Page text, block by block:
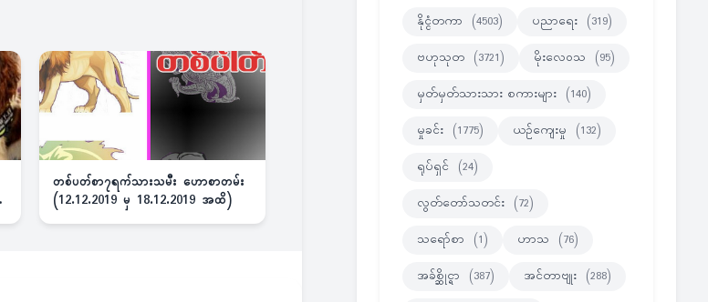
တစ်ပတ်စာ၇ရက်သားသမီး ဟောစာတမ်း
(12.12.2019 မှ 18.12.2019 အထိ)
နိုင္ငံတကာ (4503) ပညာရေး (319)
ဗဟုသုတ (3721) မိုးလေဝသ (95)
မှတ်မှတ်သားသား စကားများ (140)
မှုခင်း (1775) ယဉ်ကျေးမှု (132)
ရုပ်ရှင် (24)
လွတ်တော်သတင်း (72)
သရော်စာ (1) ဟာသ (76)
အခ်စ္ဆိုင္ရာ (387) အင်တာဗျုး (288)